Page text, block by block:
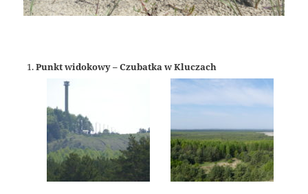
Punkt widokowy – Czubatka w Kluczach